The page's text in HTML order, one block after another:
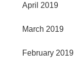
April 2019
March 2019
February 2019